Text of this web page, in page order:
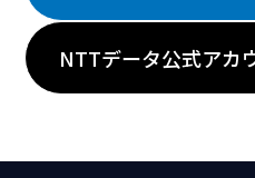
NTTデータ公式アカ